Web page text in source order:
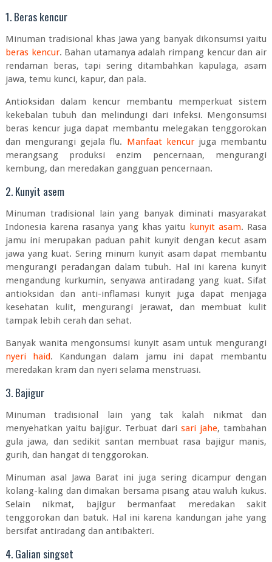
1. Beras kencur
Minuman tradisional khas Jawa yang banyak dikonsumsi yaitu
beras kencur. Bahan utamanya adalah rimpang kencur dan air
rendaman beras, tapi sering ditambahkan kapulaga, asam
jawa, temu kunci, kapur, dan pala.
Antioksidan dalam kencur membantu memperkuat sistem
kekebalan tubuh dan melindungi dari infeksi. Mengonsumsi
beras kencur juga dapat membantu melegakan tenggorokan
dan mengurangi gejala flu. Manfaat kencurjuga membantu
merangsang produksi enzim pencernaan, mengurangi
kembung, dan meredakan gangguan pencernaan.
2. Kunyit asem
Minuman tradisional lain yang banyak diminati masyarakat
Indonesia karena rasanya yang khas yaitu kunyit asam. Rasa
jamu ini merupakan paduan pahit kunyit dengan kecut asam
jawa yang kuat. Sering minum kunyit asam dapat membantu
mengurangi peradangan dalam tubuh. Hal ini karena kunyit
mengandung kurkumin, senyawa antiradang yang kuat. Sifat
antioksidan dan anti-inflamasi kunyit juga dapat menjaga
kesehatan kulit, mengurangi jerawat, dan membuat kulit
tampak lebih cerah dan sehat.
Banyak wanita mengonsumsi kunyit asam untuk mengurangi
nyeri haid. Kandungan dalam jamu ini dapat membantu
meredakan kram dan nyeri selama menstruasi.
3. Bajigur
Minuman tradisional lain yang tak kalah nikmat dan
menyehatkan yaitu bajigur. Terbuat dari sari jahe, tambahan
gula jawa, dan sedikit santan membuat rasa bajigur manis,
gurih, dan hangat di tenggorokan.
Minuman asal Jawa Barat ini juga sering dicampur dengan
kolang-kalingdan dimakan bersama pisang atau waluh kukus.
Selain nikmat, bajigur bermanfaat meredakan sakit
tenggorokan dan batuk. Hal ini karena kandungan jahe yang
bersifat antiradang dan antibakteri.
4. Galian singset